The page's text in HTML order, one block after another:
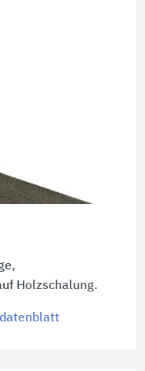
Holzschalung.